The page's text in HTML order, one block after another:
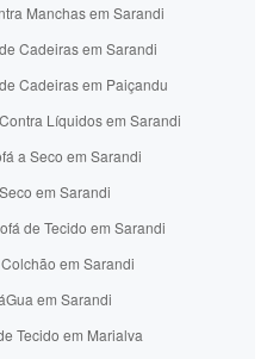
Manchas em Sarandi
Cadeiras em Sarandi
Cadeiras em Paiçandu
Líquidos em Sarandi
a Seco em Sarandi
em Sarandi
de Tecido em Sarandi
em Sarandi
em Sarandi
Tecido em Marialva